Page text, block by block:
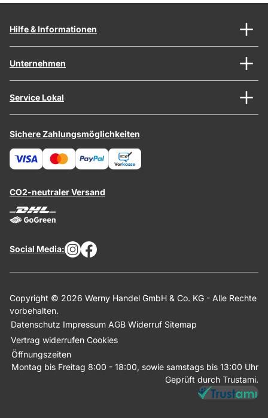
Hilfe & Informationen
Unternehmen
Service Lokal
Sichere Zahlungsmöglichkeiten
CO2-neutraler Versand
Social Media:
Copyright © 2026 Werny Handel GmbH & Co. KG - Alle Rechte
vorbehalten.
Datenschutz Impressum AGB Widerruf Sitemap
Vertrag widerrufen Cookies
Öffnungszeiten
Montag bis Freitag 8:00 - 18:00, sowie samstags bis 13:00 Uhr
Geprüft durch Trustami.